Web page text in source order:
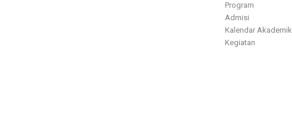
Program
Admisi
Kalendar Akademik
Kegiatan